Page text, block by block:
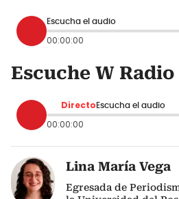
Escucha el audio
00:00:00
Escuche W
Directo Escucha el audio
00:00:00
Lina María Vega
Egresada de